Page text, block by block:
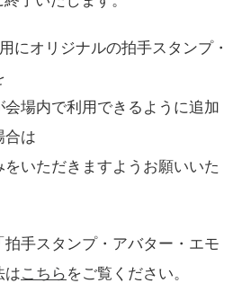
にオリジナルの拍手スタンプ・
場内で利用できるように追加
合は
をいただきますようお願いいた
手スタンプ・アバター・エモ
はこちら をご覧ください。